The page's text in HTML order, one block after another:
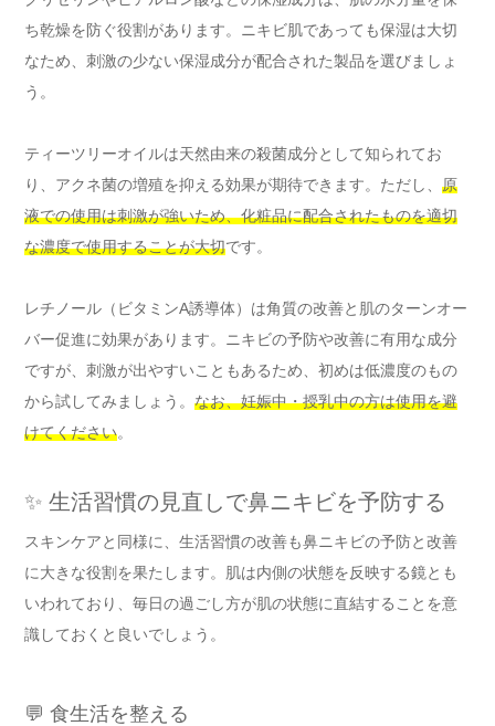
ち乾燥を防ぐ役割があります。ニキビ肌であっても保湿は大切
なため、刺激の少ない保湿成分が配合された製品を選びましょ
う。
ティーツリーオイルは天然由来の殺菌成分として知られてお
り、アクネ菌の増殖を抑える効果が期待できます。ただし、 原
液での使用は刺激が強いため、化粧品に配合されたものを適切
な濃度で使用することが大切です。
レチノール（ビタミンA誘導体）は角質の改善と肌のターンオー
バー促進に効果があります。ニキビの予防や改善に有用な成分
ですが、刺激が出やすいこともあるため、初めは低濃度のもの
から試してみましょう。 なお、妊娠中・授乳中の方は使用を避
けてください。
✨ 生活習慣の見直しで鼻ニキビを予防する
スキンケアと同様に、生活習慣の改善も鼻ニキビの予防と改善
に大きな役割を果たします。肌は内側の状態を反映する鏡とも
いわれており、毎日の過ごし方が肌の状態に直結することを意
識しておくと良いでしょう。
💬 食生活を整える